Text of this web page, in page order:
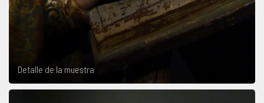
Detalle de la muestra